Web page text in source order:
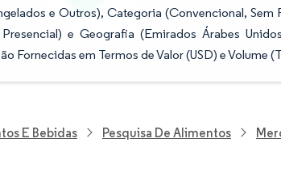
e Outros), Categoria (Convencional, Sem
e Geografia (Emirados Árabes
Fornecidas em Termos de Valor (USD) e Volume
E Bebidas Pesquisa De Alimentos